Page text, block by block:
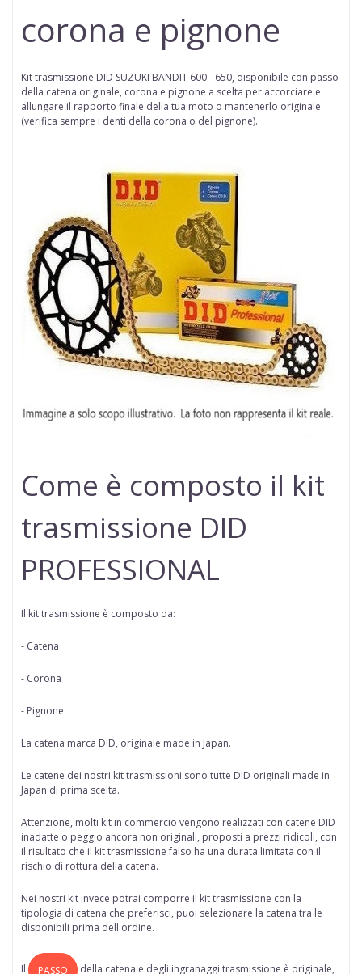
corona e pignone
Kit trasmissione DID SUZUKI BANDIT 600 - 650, disponibile con passo
della catena originale, corona e pignone a scelta per accorciare e
allungare il rapporto finale della tua moto o mantenerlo originale
(verifica sempre i denti della corona o del pignone).
Come è composto il kit
trasmissione DID
PROFESSIONAL
Il kit trasmissione è composto da:
- Catena
- Corona
- Pignone
La catena marca DID, originale made in Japan.
Le catene dei nostri kit trasmissioni sono tutte DID originali made in
Japan di prima scelta.
Attenzione, molti kit in commercio vengono realizzati con catene DID
inadatte o peggio ancora non originali, proposti a prezzi ridicoli, con
il risultato che il kit trasmissione falso ha una durata limitata con il
rischio di rottura della catena.
Nei nostri kit invece potrai comporre il kit trasmissione con la
tipologia di catena che preferisci, puoi selezionare la catena tra le
disponibili prima dell'ordine.
Il PASSO della catena e degli ingranaggi trasmissione è originale,